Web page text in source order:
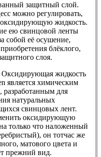
защитный слой.
можно регулировать,
жидкость.
ею свинцовой ленты
собой её осушение,
блёклого,
слоя.
Оксидирующая жидкость
является химическим
разработанным для
натуральных
свинцовых лент.
оксидирующую
только что наложенный
он тотчас же
матового цвета и
прежний вид.